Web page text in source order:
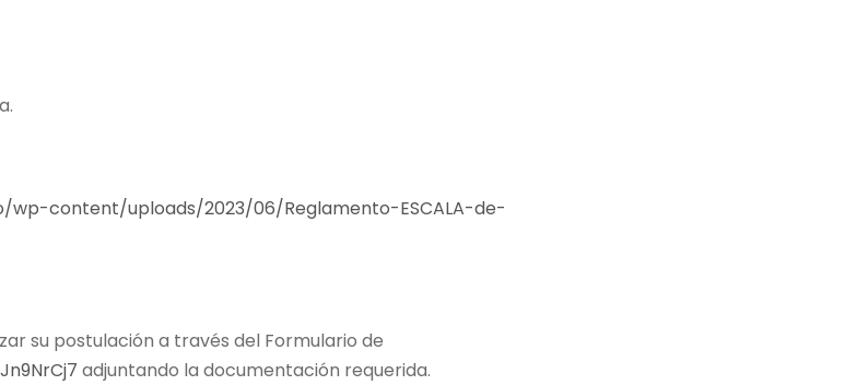
content/uploads/2023/06/Reglamento-ESCALA-de-
su postulación a través del Formulario de
adjuntando la documentación requerida.